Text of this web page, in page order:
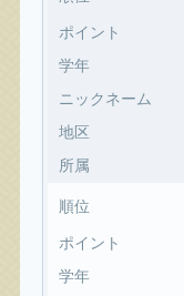
ポイント
学年
ニックネーム
地区
所属
順位
ポイント
学年